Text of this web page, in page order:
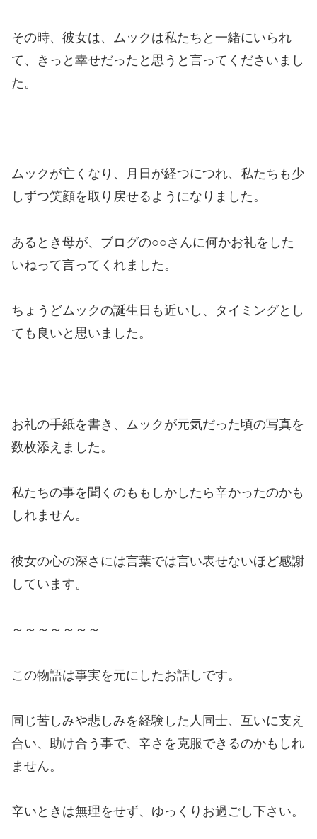
その時、彼女は、ムックは私たちと一緒にいられ
て、きっと幸せだったと思うと言ってくださいまし
た。
ムックが亡くなり、月日が経つにつれ、私たちも少
しずつ笑顔を取り戻せるようになりました。
あるとき母が、ブログの○○さんに何かお礼をした
いねって言ってくれました。
ちょうどムックの誕生日も近いし、タイミングとし
ても良いと思いました。
お礼の手紙を書き、ムックが元気だった頃の写真を
数枚添えました。
私たちの事を聞くのももしかしたら辛かったのかも
しれません。
彼女の心の深さには言葉では言い表せないほど感謝
しています。
～～～～～～～
この物語は事実を元にしたお話しです。
同じ苦しみや悲しみを経験した人同士、互いに支え
合い、助け合う事で、辛さを克服できるのかもしれ
ません。
辛いときは無理をせず、ゆっくりお過ごし下さい。